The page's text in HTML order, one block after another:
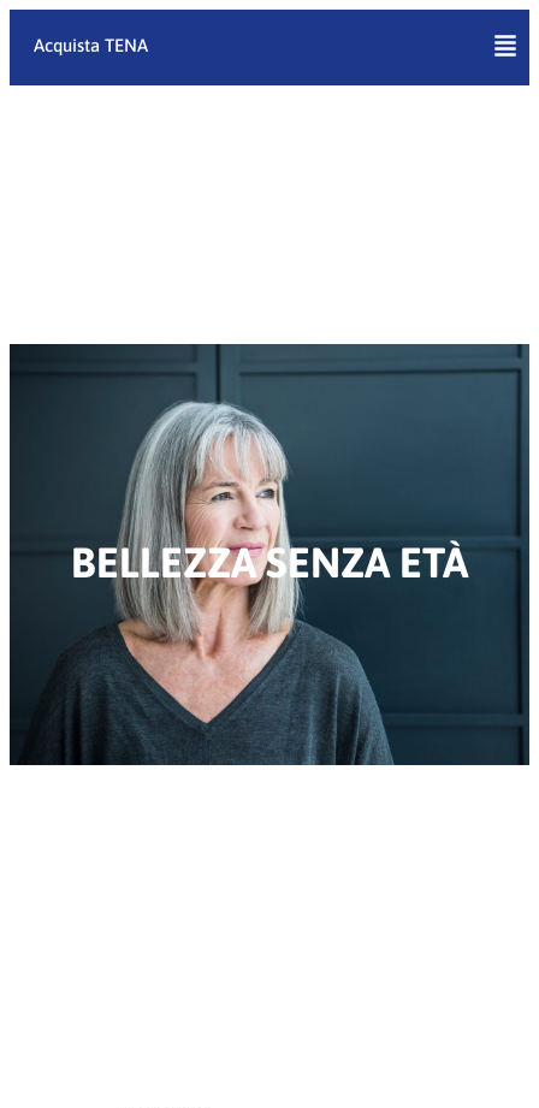
Vai
contenuto
Acquista TENA
BELLEZZA SENZA ETÀ